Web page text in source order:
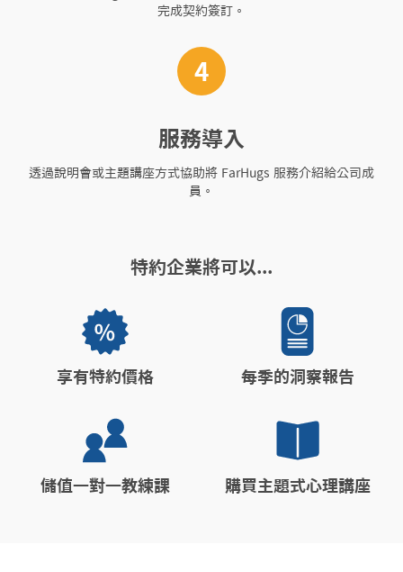
完成契約簽訂。
4
服務導入
透過說明會或主題講座方式協助將 FarHugs 服務介紹給公司成
員。
特約企業將可以...
享有特約價格 每季的洞察報告
儲值一對一教練課 購買主題式心理講座